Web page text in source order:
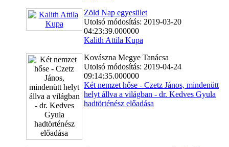
Zöld Nap egyesület
Utolsó módosítás: 2019-03-20
04:23:39.000000
Kalith Attila Kupa
Kovászna Megye Tanácsa
Utolsó módosítás: 2019-04-24
09:14:35.000000
Két nemzet hőse - Czetz János, mindenütt
helyt állva a világban - dr. Kedves Gyula
hadtörténész előadása